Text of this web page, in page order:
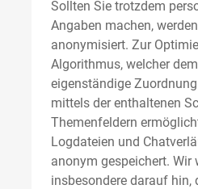
Sollten Sie trotzdem
Angaben machen,
anonymisiert. Zur
Algorithmus, welcher
eigenständige
mittels der enthaltenen
Themenfeldern
Logdateien und
anonym gespeichert. Wir
insbesondere darauf hin,